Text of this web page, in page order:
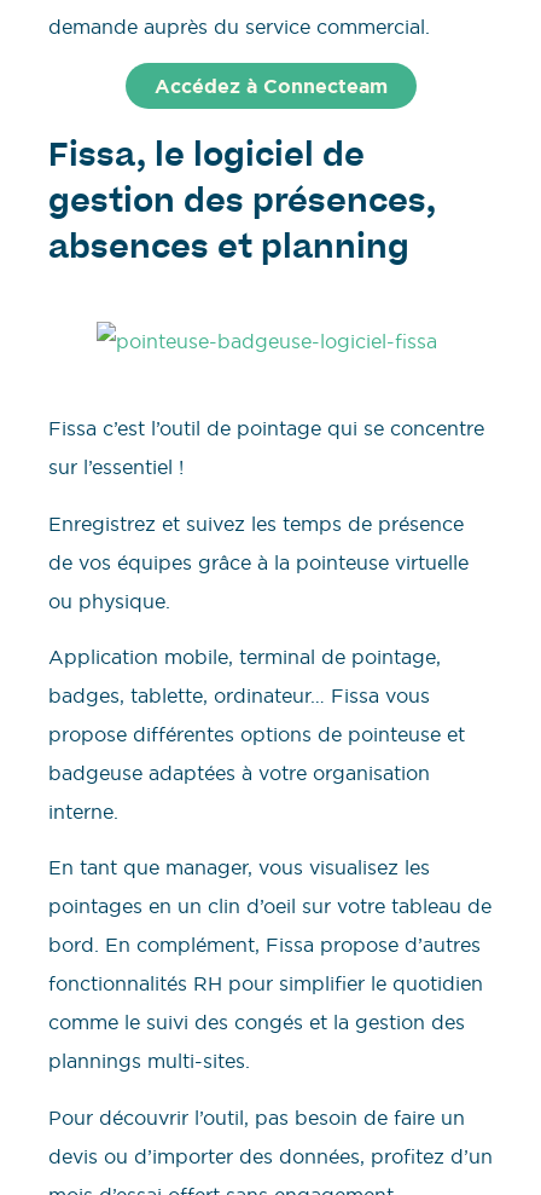
demande auprès du service commercial.
Accédez à Connecteam
Fissa, le logiciel de
gestion des présences,
absences et planning
Fissa c’est l’outil de pointage qui se concentre
sur l’essentiel !
Enregistrez et suivez les temps de présence
de vos équipes grâce à la pointeuse virtuelle
ou physique.
Application mobile, terminal de pointage,
badges, tablette, ordinateur… Fissa vous
propose différentes options de pointeuse et
badgeuse adaptées à votre organisation
interne.
En tant que manager, vous visualisez les
pointages en un clin d’oeil sur votre tableau de
bord. En complément, Fissa propose d’autres
fonctionnalités RH pour simplifier le quotidien
comme le suivi des congés et la gestion des
plannings multi-sites.
Pour découvrir l’outil, pas besoin de faire un
devis ou d’importer des données, profitez d’un